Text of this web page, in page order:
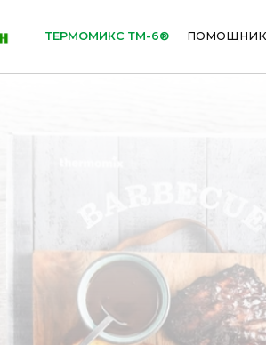
ТЕРМОМИКС ТМ-6®